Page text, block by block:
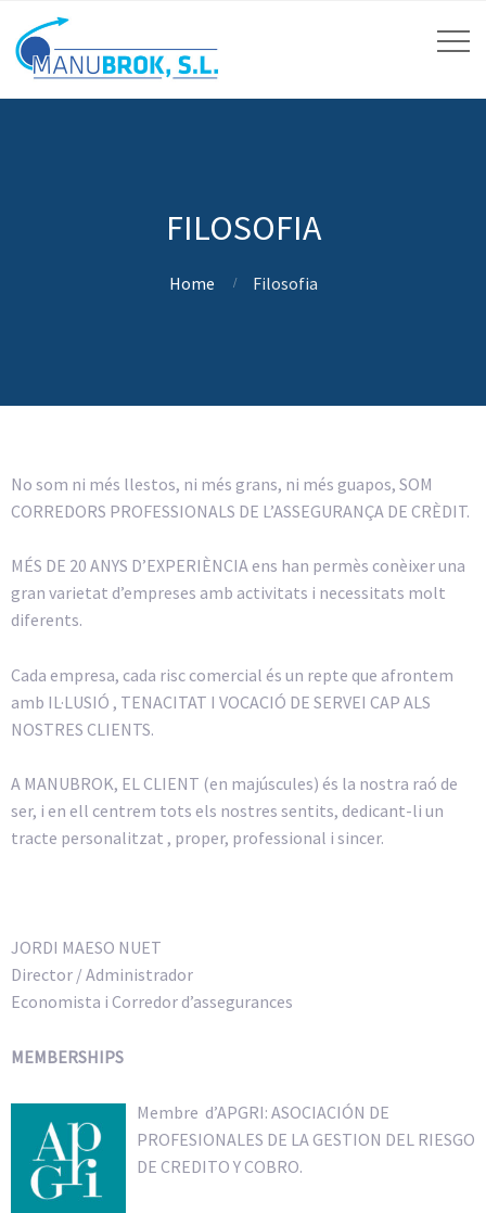
FILOSOFIA
Home Filosofia
No som ni més llestos, ni més grans, ni més guapos, SOM
CORREDORS PROFESSIONALS DE L’ASSEGURANÇA DE CRÈDIT.
MÉS DE 20 ANYS D’EXPERIÈNCIA ens han permès conèixer una
gran varietat d’empreses amb activitats i necessitats molt
diferents.
Cada empresa, cada risc comercial és un repte que afrontem
amb IL·LUSIÓ , TENACITAT I VOCACIÓ DE SERVEI CAP ALS
NOSTRES CLIENTS.
A MANUBROK, EL CLIENT (en majúscules) és la nostra raó de
ser, i en ell centrem tots els nostres sentits, dedicant-li un
tracte personalitzat , proper, professional i sincer.
JORDI MAESO NUET
Director / Administrador
Economista i Corredor d’assegurances
MEMBERSHIPS
Membre d’APGRI: ASOCIACIÓN DE
PROFESIONALES DE LA GESTION DEL RIESGO
DE CREDITO Y COBRO.